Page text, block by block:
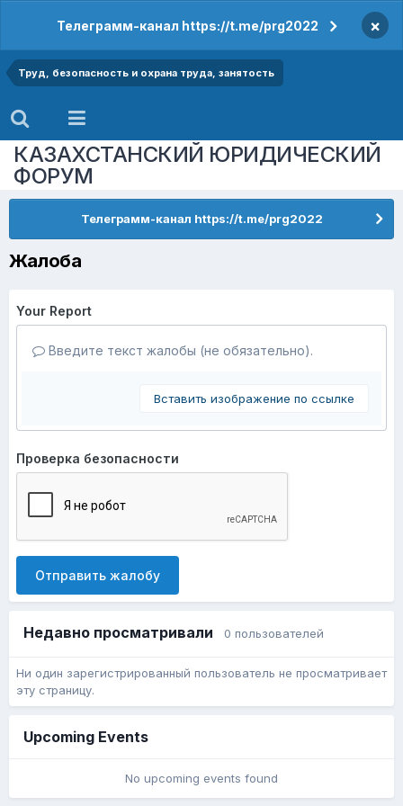
Телеграмм-канал https://t.me/prg2022 ×
Труд, безопасность и охрана труда, занятость
КАЗАХСТАНСКИЙ ЮРИДИЧЕСКИЙ
ФОРУМ
Телеграмм-канал https://t.me/prg2022
Жалоба
Your Report
Введите текст жалобы (не обязательно).
Вставить изображение по ссылке
Проверка безопасности
Отправить жалобу
Недавно просматривали 0 пользователей
Ни один зарегистрированный пользователь не просматривает
эту страницу.
Upcoming Events
No upcoming events found